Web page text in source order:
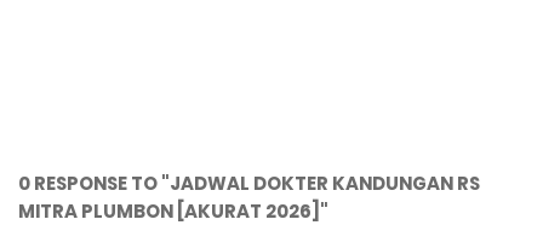
0 RESPONSE TO "JADWAL DOKTER KANDUNGAN RS
MITRA PLUMBON [AKURAT 2026]"